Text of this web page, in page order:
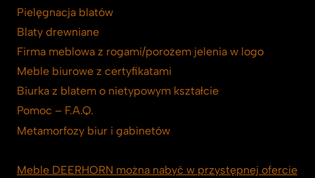
Pielęgnacja blatów
Blaty drewniane
Firma meblowa z rogami/porożem jelenia w logo
Meble biurowe z certyfikatami
Biurka z blatem o nietypowym kształcie
Pomoc – F.A.Q.
Metamorfozy biur i gabinetów
Meble DEERHORN można nabyć w przystępnej ofercie